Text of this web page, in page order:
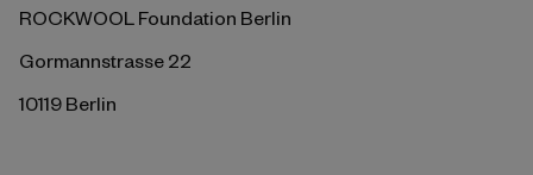
ROCKWOOL Foundation Berlin
Gormannstrasse 22
10119 Berlin